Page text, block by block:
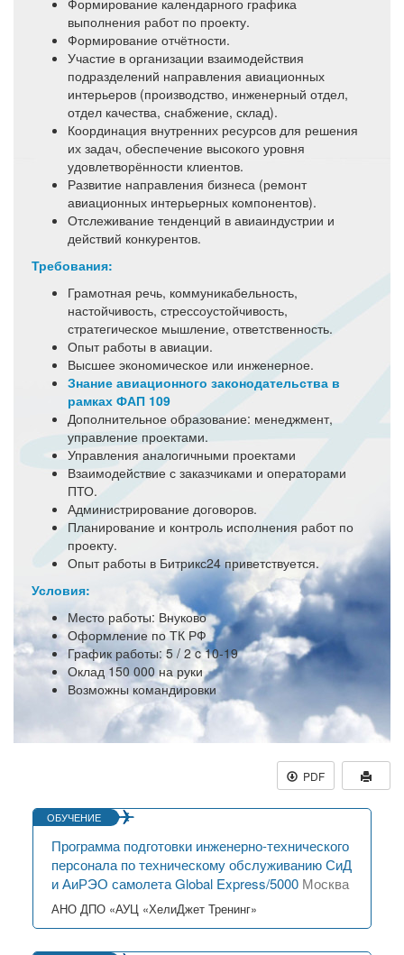
Формирование календарного графика
выполнения работ по проекту.
Формирование отчётности.
Участие в организации взаимодействия
подразделений направления авиационных
интерьеров (производство, инженерный отдел,
отдел качества, снабжение, склад).
Координация внутренних ресурсов для решения
их задач, обеспечение высокого уровня
удовлетворённости клиентов.
Развитие направления бизнеса (ремонт
авиационных интерьерных компонентов).
Отслеживание тенденций в авиаиндустрии и
действий конкурентов.
Требования:
Грамотная речь, коммуникабельность,
настойчивость, стрессоустойчивость,
стратегическое мышление, ответственность.
Опыт работы в авиации.
Высшее экономическое или инженерное.
Знание авиационного законодательства в
рамках ФАП 109
Дополнительное образование: менеджмент,
управление проектами.
Управления аналогичными проектами
Взаимодействие с заказчиками и операторами
ПТО.
Администрирование договоров.
Планирование и контроль исполнения работ по
проекту.
Опыт работы в Битрикс24 приветствуется.
Условия:
Место работы: Внуково
Оформление по ТК РФ
График работы: 5 / 2 c 10-19
Оклад 150 000 на руки
Возможны командировки
PDF
ОБУЧЕНИЕ
Программа подготовки инженерно-технического
персонала по техническому обслуживанию СиД
и АиРЭО самолета Global Express/5000 Москва
АНО ДПО «АУЦ «ХелиДжет Тренинг»